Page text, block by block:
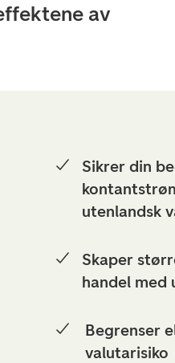
av
Sikrer din
utenlandsk
Skaper
handel med
Begrenser
valutarisiko